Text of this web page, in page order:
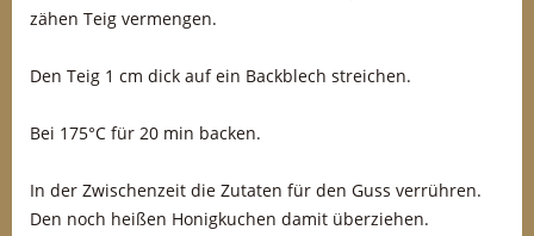
zähen Teig vermengen.
Den Teig 1 cm dick auf ein Backblech streichen.
Bei 175°C für 20 min backen.
In der Zwischenzeit die Zutaten für den Guss verrühren.
Den noch heißen Honigkuchen damit überziehen.